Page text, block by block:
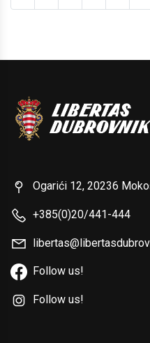
Ogarići 12, 20236
+385(0)20/441-444
Follow us!
Follow us!